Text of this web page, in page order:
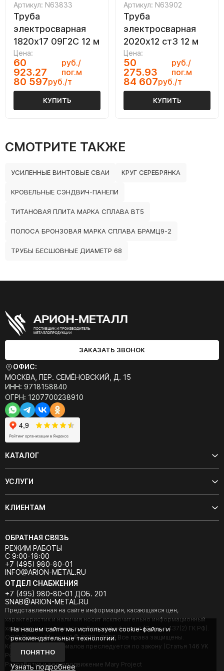
Артикул: N63833
Труба
электросварная
1820х17 09Г2С 12 м
Цена:
60
923.27
руб./
пог.м
80 597руб./т
КУПИТЬ
Артикул: N63902
Труба
электросварная
2020х12 ст3 12 м
Цена:
50
275.93
руб./
пог.м
84 607руб./т
КУПИТЬ
СМОТРИТЕ ТАКЖЕ
УСИЛЕННЫЕ ВИНТОВЫЕ СВАИ КРУГ СЕРЕБРЯНКА
КРОВЕЛЬНЫЕ СЭНДВИЧ-ПАНЕЛИ
ТИТАНОВАЯ ПЛИТА МАРКА СПЛАВА ВТ5
ПОЛОСА БРОНЗОВАЯ МАРКА СПЛАВА БРАМЦ9-2
ТРУБЫ БЕСШОВНЫЕ ДИАМЕТР 68
ЗАКАЗАТЬ ЗВОНОК
ОФИС:
МОСКВА, ПЕР. СЕМЁНОВСКИЙ, Д. 15
ИНН: 9718158840
ОГРН: 1207700238910
КАТАЛОГ
УСЛУГИ
КЛИЕНТАМ
ОБРАТНАЯ СВЯЗЬ
РЕЖИМ РАБОТЫ
С 9:00-18:00
+7 (495) 980-80-01
INFO@ARION-METAL.RU
ОТДЕЛ СНАБЖЕНИЯ
+7 (495) 980-80-01 ДОБ. 201
SNAB@ARION-METAL.RU
Представленная на сайте информация, касающаяся цен,
характеристик и наличия носит исключительно информационный
характер и не является публичной офертой (Статья 437(2) ГК РФ).
ООО "Арион-Металл" © 2020 - 2026 Все права защищены.
Копирование материалов преследуется по закону (Статья 146 УК
РФ).
Разработка и seo-продвижение Mary Project
На нашем сайте мы используем cookie-файлы и
рекомендательные технологии.
ПОНЯТНО
Узнать подробнее